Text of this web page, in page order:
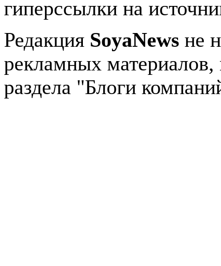
гиперссылки на
Редакция SoyaNews не
рекламных
раздела "Блоги